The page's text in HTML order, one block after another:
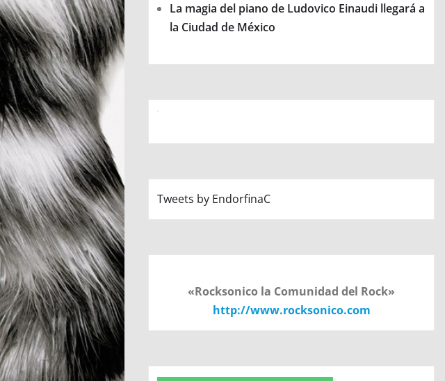
La magia del piano de Ludovico Einaudi llegará a
la Ciudad de México
Tweets by EndorfinaC
«Rocksonico la Comunidad del Rock»
http://www.rocksonico.com